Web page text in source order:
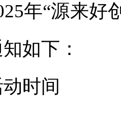
年“源来好
如下：
时间